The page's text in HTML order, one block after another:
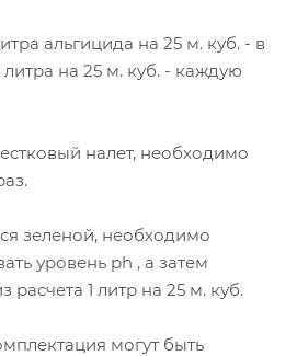
альгицида на 25 м. куб. - в
литра на 25 м. куб. - каждую
налет, необходимо
зеленой, необходимо
уровень ph , а затем
расчета 1 литр на 25 м. куб.
могут быть